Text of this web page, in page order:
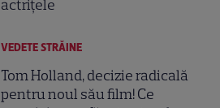
actrițele
VEDETE STRĂINE
Tom Holland, decizie radicală
pentru noul său film! Ce